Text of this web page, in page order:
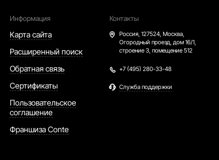
Информация
Карта сайта
Расширенный поиск
Обратная связь
Сертификаты
Пользовательское
соглашение
Франшиза Conte
Контакты
Россия, 127524, Москва,
Огородный проезд, дом 16/1,
строение 3, помещение 512
+7 (495) 280-33-48
Служба поддержки